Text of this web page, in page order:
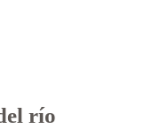
río